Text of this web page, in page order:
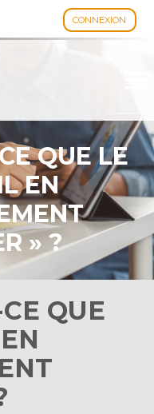
CONNEXION
QUE LE
EN
» ?
QUE